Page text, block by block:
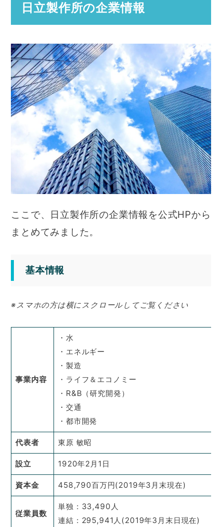
日立製作所の企業情報
ここで、日立製作所の企業情報を公式HPから
まとめてみました。
基本情報
※スマホの方は横にスクロールしてご覧ください
事業内容
・水
・エネルギー
・製造
・ライフ＆エコノミー
・R&B（研究開発）
・交通
・都市開発
代表者 東原 敏昭
設立 1920年2月1日
資本金 458,790百万円(2019年3月末現在)
従業員数
単独：33,490人
連結：295,941人(2019年3月末日現在)